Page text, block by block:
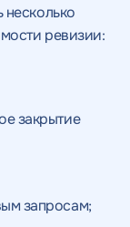
несколько
ревизии:
закрытие
запросам;